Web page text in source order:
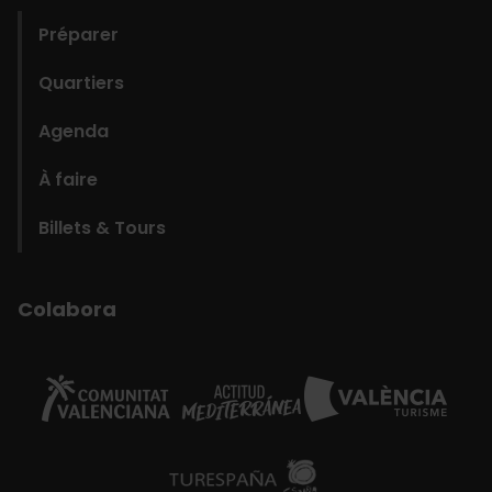
Préparer
Quartiers
Agenda
À faire
Billets & Tours
Colabora